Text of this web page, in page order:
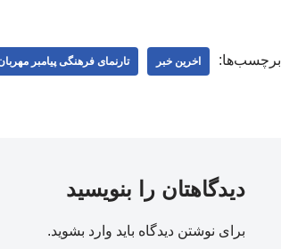
برچسب‌ها: اخرین خبر تارنمای فرهنگی پیامبر
دیدگاهتان را بنویسید
برای نوشتن دیدگاه باید وارد بشوید.